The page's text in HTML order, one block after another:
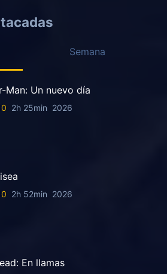
Semana
Man: Un nuevo día
2h 25min 2026
2h 52min 2026
En llamas